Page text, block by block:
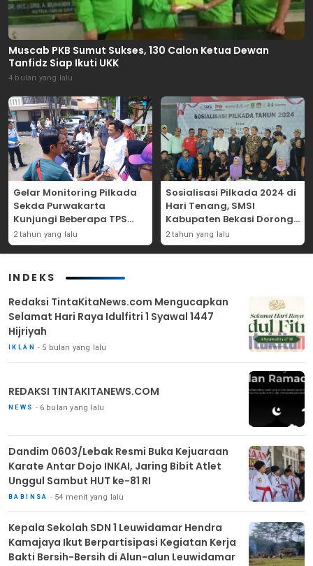
Muscab PKB Sumut Sukses, 130 Calon Ketua Dewan
Tanfidz Siap Ikuti UKK
4 bulan yang lalu
Gelar Monitoring Pilkada
Sekda Purwakarta
Kunjungi Beberapa TPS
Yang Ada Di Purwakarta
2 tahun yang lalu
Sosialisasi Pilkada 2024 di
Hari Tenang, SMSI
Kabupaten Bekasi Dorong
Angka Partisipasi
Masyarakat
2 tahun yang lalu
INDEKS
Redaksi TintaKitaNews.com Mengucapkan
Selamat Hari Raya Idulfitri 1 Syawal 1447
Hijriyah
IKLAN 5 bulan yang lalu
REDAKSI TINTAKITANEWS.COM
NEWS 6 bulan yang lalu
Dandim 0603/Lebak Resmi Buka Kejuaraan
Karate Antar Dojo INKAI, Jaring Bibit Atlet
Unggul Sambut HUT ke-81 RI
BABINSA 54 menit yang lalu
Kepala Sekolah SDN 1 Leuwidamar Hendra
Kamajaya Ikut Berpartisipasi Kegiatan Kerja
Bakti Bersih-Bersih di Alun-alun Leuwidamar